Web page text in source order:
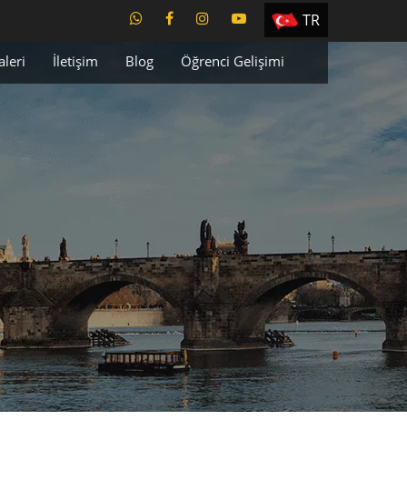
ES
TR
İletişim Blog Öğrenci Gelişimi